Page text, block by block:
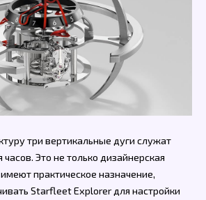
три вертикальные дуги служат
Это не только дизайнерская
практическое назначение,
Starfleet Explorer для настройки